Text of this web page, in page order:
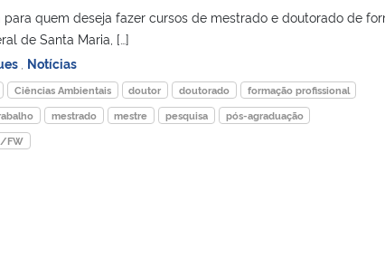
quem deseja fazer cursos de mestrado e doutorado de
de Santa Maria, […]
Notícias
Ciências Ambientais doutor doutorado
formação profissional
mestrado mestre pesquisa
pós-agraduação
FW